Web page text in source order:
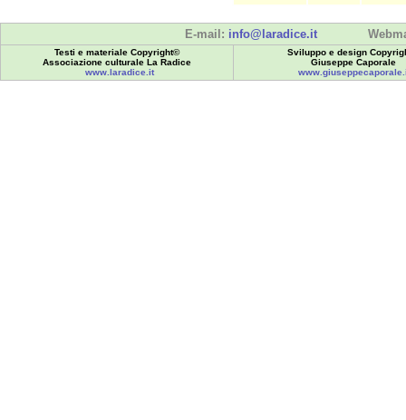
E-mail: info@laradice.it
Testi e materiale Copyright©
Associazione culturale La Radice
www.laradice.it
Sviluppo e design
Giuseppe Caporale